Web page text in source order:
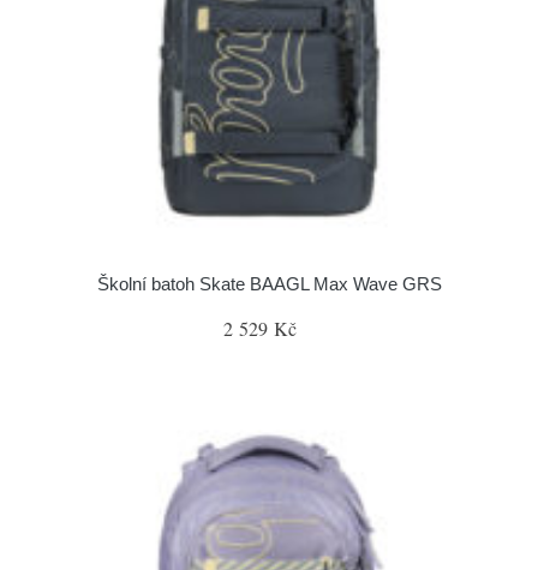
Školní batoh Skate BAAGL Max Wave GRS
2 529 Kč